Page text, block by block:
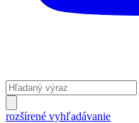
rozšírené vyhľadávanie